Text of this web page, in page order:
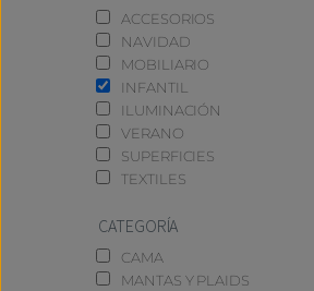
ACCESORIOS
NAVIDAD
MOBILIARIO
INFANTIL
ILUMINACIÓN
VERANO
SUPERFICIES
TEXTILES
CATEGORÍA
CAMA
MANTAS Y PLAIDS